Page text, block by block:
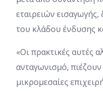
εταιρειών
του κλάδου ένδυσης
«Οι πρακτικές αυτές
ανταγωνισμό, πιέζουν
μικρομεσαίες